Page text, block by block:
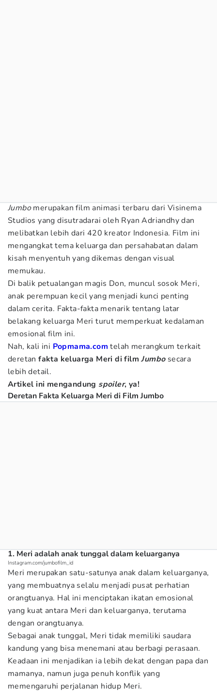
Jumbomerupakan film animasi terbaru dari Visinema
Studios yang disutradarai oleh Ryan Adriandhy dan
melibatkan lebih dari 420 kreator Indonesia. Film ini
mengangkat tema keluarga dan persahabatan dalam
kisah menyentuh yang dikemas dengan visual
memukau.
Di balik petualangan magis Don, muncul sosok Meri,
anak perempuan kecil yang menjadi kunci penting
dalam cerita. Fakta-fakta menarik tentang latar
belakang keluarga Meri turut memperkuat kedalaman
emosional film ini.
Nah, kali ini Popmama.com telah merangkum terkait
deretanfakta keluarga Meri di filmJumbosecara
lebih detail.
Artikel ini mengandung spoiler, ya!
Deretan Fakta Keluarga Meri di Film Jumbo
1. Meri adalah anak tunggal dalam keluarganya
Instagram.com/jumbofilm_id
Meri merupakan satu-satunya anak dalam keluarganya,
yang membuatnya selalu menjadi pusat perhatian
orangtuanya. Hal ini menciptakan ikatan emosional
yang kuat antara Meri dan keluarganya, terutama
dengan orangtuanya.
Sebagai anak tunggal, Meri tidak memiliki saudara
kandung yang bisa menemani atau berbagi perasaan.
Keadaan ini menjadikan ia lebih dekat dengan papa dan
mamanya, namun juga penuh konflik yang
memengaruhi perjalanan hidup Meri.